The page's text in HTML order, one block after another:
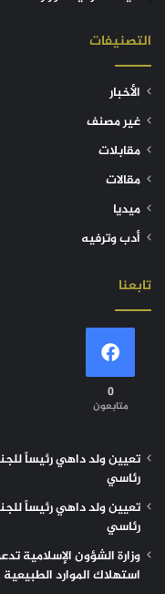
التصنيفات
الأخبار
غير مصنف
مقابلات
مقالات
ميديا
أدب وترفيه
تابعنا
0
متابعون
تعيين ولد داهي رئيساً
رئاسي
تعيين ولد داهي رئيساً
رئاسي
وزارة الشؤون الإسلامية
استهلاك الموارد الطبيعية